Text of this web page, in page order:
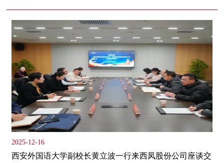
2025-12-16
西安外国语大学副校长黄立波一行来西凤股份公司座谈交